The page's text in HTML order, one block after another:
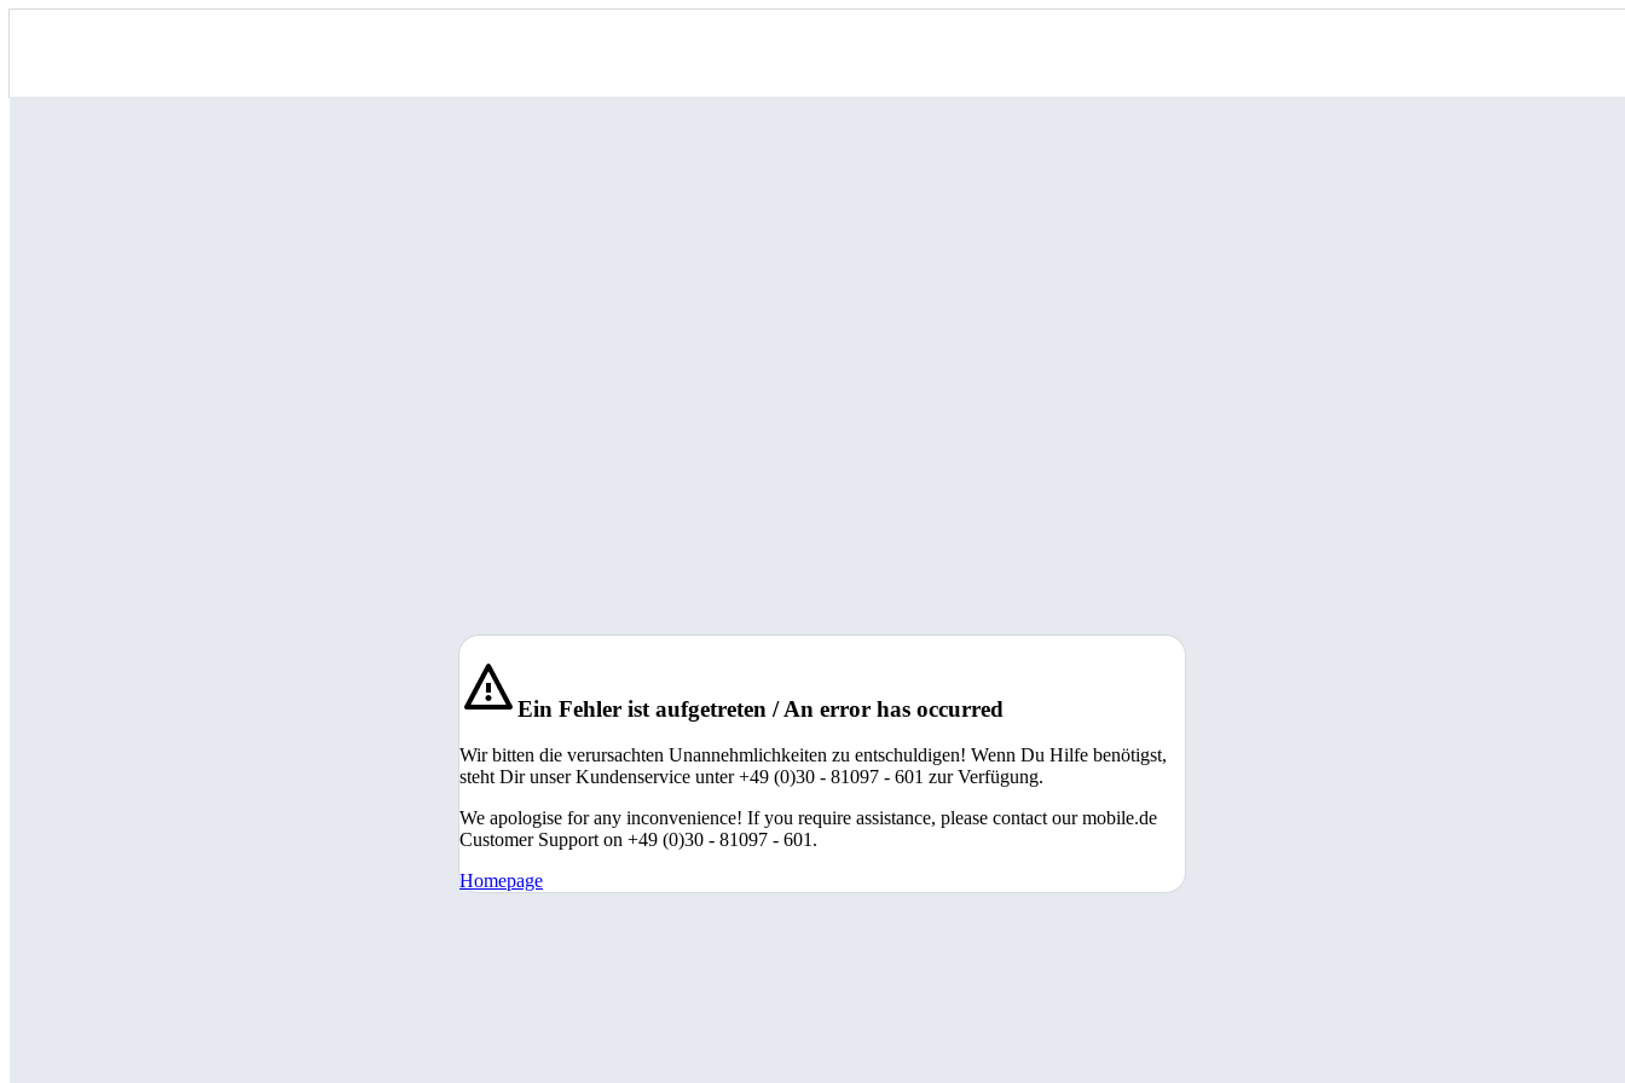
Ein Fehler ist aufgetreten / An error has occurred
Wir bitten die verursachten Unannehmlichkeiten zu entschuldigen! Wenn Du Hilfe benötigst,
steht Dir unser Kundenservice unter +49 (0)30 - 81097 - 601 zur Verfügung.
We apologise for any inconvenience! If you require assistance, please contact our mobile.de
Customer Support on +49 (0)30 - 81097 - 601.
Homepage